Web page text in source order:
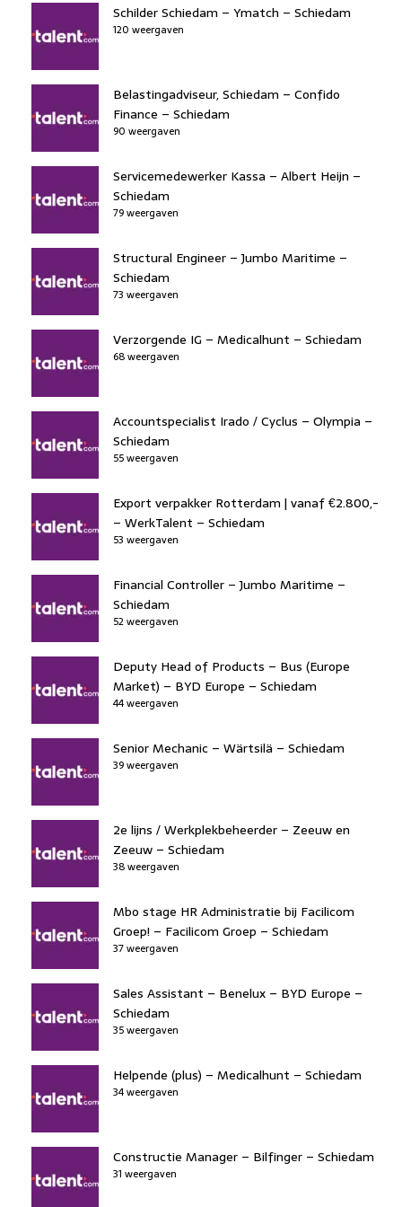
b
o
o
k
dI
n
d
o
d
s
A
Schilder Schiedam – Ymatch – Schiedam
120 weergaven
Belastingadviseur, Schiedam – Confido
Finance – Schiedam
90 weergaven
Servicemedewerker Kassa – Albert Heijn –
Schiedam
79 weergaven
Structural Engineer – Jumbo Maritime –
Schiedam
73 weergaven
Verzorgende IG – Medicalhunt – Schiedam
68 weergaven
Accountspecialist Irado / Cyclus – Olympia –
Schiedam
55 weergaven
Export verpakker Rotterdam | vanaf €2.800,-
– WerkTalent – Schiedam
53 weergaven
Financial Controller – Jumbo Maritime –
Schiedam
52 weergaven
Deputy Head of Products – Bus (Europe
Market) – BYD Europe – Schiedam
44 weergaven
Senior Mechanic – Wärtsilä – Schiedam
39 weergaven
2e lijns / Werkplekbeheerder – Zeeuw en
Zeeuw – Schiedam
38 weergaven
Mbo stage HR Administratie bij Facilicom
Groep! – Facilicom Groep – Schiedam
37 weergaven
Sales Assistant – Benelux – BYD Europe –
Schiedam
35 weergaven
Helpende (plus) – Medicalhunt – Schiedam
34 weergaven
Constructie Manager – Bilfinger – Schiedam
31 weergaven